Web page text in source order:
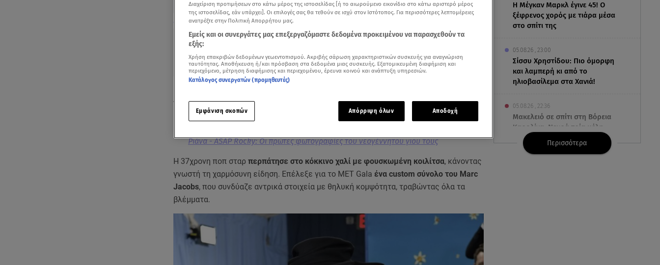
Η Μέγκαν Μαρκλ έγινε 45! Ο
ξέφρενος χορός με τιάρα μέσα
στο σπίτι της
05.08.26 , 23:00
Σίσσυ Χρηστίδου: Πιο όμορφη
και λαμπερή κι από το
ηλιοβασίλεμα στα Χανιά!
05.08.26 , 22:36
Μακελειό σε σπίτι στη Βόρεια
Καρολίνα: Νεκρά τρία μέλη
οικογένειας
Περισσότερα
Δείτε όλες τις φωτογραφίες της Ριάνα από το MET Gala
Δείτε περισσότερα άρθρα μας στα αποτελέσματα αναζήτησης
Add star.gr on Google
τρίτο της παιδί.
Ριάνα - ASAP Rocky: Οι πρώτες φωτογραφίες του νεογέννητου γιου τους
Η 37χρονη ποπ σταρ περπάτησε στο κόκκινο χαλί με φουσκωμένη κοιλίτσα, κάνοντας
γνωστή τη χαρμόσυνη είδηση. Επέλεξε για το MET Gala ένα custom σύνολο του Marc
Jacobs, που συνδύαζε αντρικά στοιχεία με θηλυκή κομψότητα, τραβώντας όλα τα
βλέμματα.
Διαχείριση προτιμήσεων στο κάτω μέρος της ιστοσελίδας [ή το αιωρούμενο εικονίδιο στο κάτω αριστερό μέρος
της ιστοσελίδας, εάν υπάρχει]. Οι επιλογές σας θα τεθούν σε ισχύ στον Ιστότοπος. Για περισσότερες λεπτομέρειες
ανατρέξτε στην Πολιτική Απορρήτου μας.
Εμείς και οι συνεργάτες μας επεξεργαζόμαστε δεδομένα προκειμένου να παρασχεθούν τα
εξής:
Χρήση επακριβών δεδομένων γεωεντοπισμού. Ακριβής σάρωση χαρακτηριστικών συσκευής για αναγνώριση
ταυτότητας. Αποθήκευση ή/και πρόσβαση στα δεδομένα μιας συσκευής. Εξατομικευμένη διαφήμιση και
περιεχόμενο, μέτρηση διαφήμισης και περιεχομένου, έρευνα κοινού και ανάπτυξη υπηρεσιών.
Κατάλογος συνεργατών (προμηθευτές)
Εμφάνιση σκοπών Απόρριψη όλων Αποδοχή